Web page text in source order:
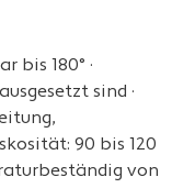
bis 180° ·
sind ·
90 bis 120
von